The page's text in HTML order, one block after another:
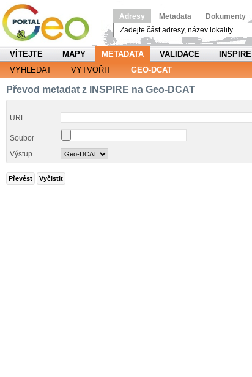
Adresy Metadata Dokumenty
VÍTEJTE MAPY METADATA VALIDACE INSPIRE
VYHLEDAT
VYTVOŘIT GEO-DCAT
Převod metadat z INSPIRE na Geo-DCAT
URL
Soubor
Výstup